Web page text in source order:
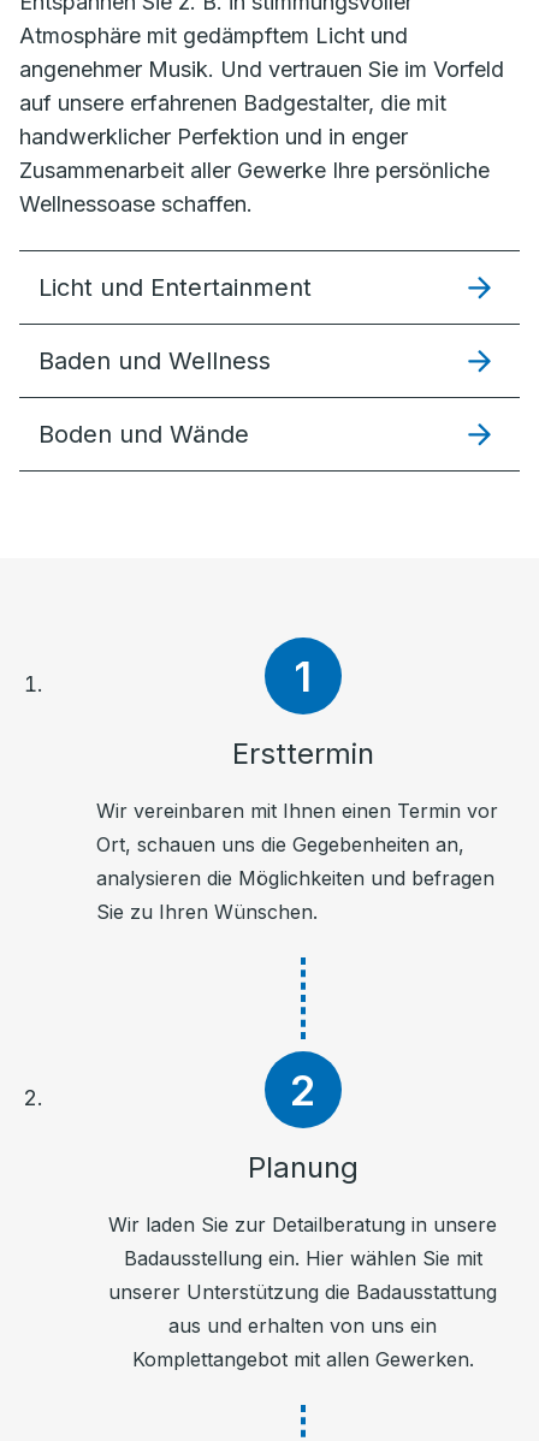
Atmosphäre mit gedämpftem Licht und
angenehmer Musik. Und vertrauen Sie im Vorfeld
auf unsere erfahrenen Badgestalter, die mit
handwerklicher Perfektion und in enger
Zusammenarbeit aller Gewerke Ihre persönliche
Wellnessoase schaffen.
Licht und Entertainment
Baden und Wellness
Boden und Wände
Ersttermin
Wir vereinbaren mit Ihnen einen Termin vor
Ort, schauen uns die Gegebenheiten an,
analysieren die Möglichkeiten und befragen
Sie zu Ihren Wünschen.
Planung
Wir laden Sie zur Detailberatung in unsere
Badausstellung ein. Hier wählen Sie mit
unserer Unterstützung die Badausstattung
aus und erhalten von uns ein
Komplettangebot mit allen Gewerken.